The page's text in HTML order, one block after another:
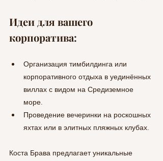
Идеи для вашего
корпоратива:
Организация тимбилдинга или
корпоративного отдыха в уединённых
виллах с видом на Средиземное
море.
Проведение вечеринки на роскошных
яхтах или в элитных пляжных клубах.
Коста Брава предлагает уникальные